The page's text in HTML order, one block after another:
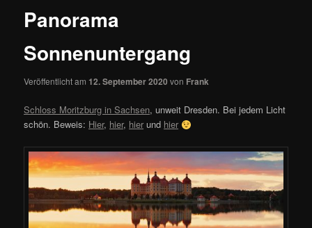
Panorama
Sonnenuntergang
Veröffentlicht am 12. September 2020 von Frank
Schloss Moritzburg in Sachsen, unweit Dresden. Bei jedem Licht
schön. Beweis: Hier, hier, hier und hier